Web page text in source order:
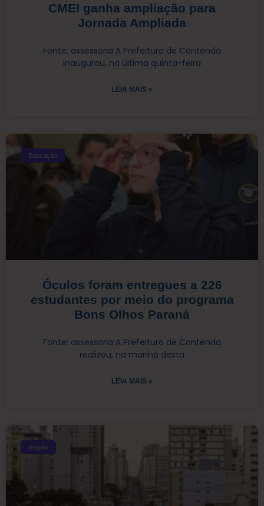
CMEI ganha ampliação para
Jornada Ampliada
Fonte: assessoria A Prefeitura de Contenda
inaugurou, na última quinta-feira
LEIA MAIS »
Educação
Óculos foram entregues a 226
estudantes por meio do programa
Bons Olhos Paraná
Fonte: assessoria A Prefeitura de Contenda
realizou, na manhã desta
LEIA MAIS »
Região